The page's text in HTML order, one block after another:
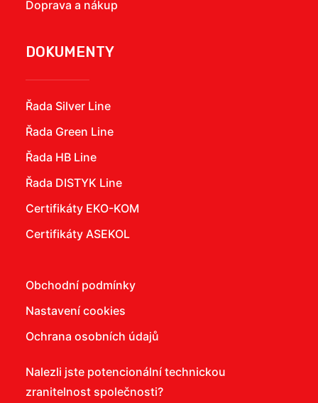
Doprava a nákup
DOKUMENTY
Řada Silver Line
Řada Green Line
Řada HB Line
Řada DISTYK Line
Certifikáty EKO-KOM
Certifikáty ASEKOL
Obchodní podmínky
Nastavení cookies
Ochrana osobních údajů
Nalezli jste potencionální technickou
zranitelnost společnosti?